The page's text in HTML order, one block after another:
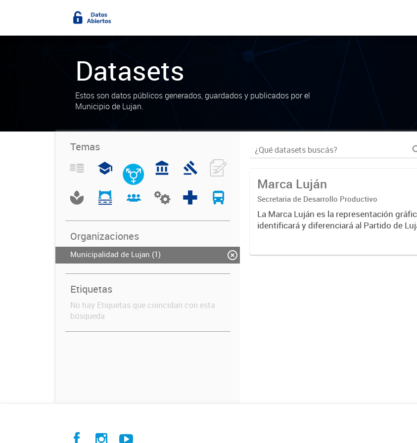
Datasets
Estos son datos públicos generados, guardados y publicados por el
Municipio de Lujan.
Temas
Organizaciones
Municipalidad de Lujan (1)
Etiquetas
No hay Etiquetas que coincidan con esta
búsqueda
Marca Luján
Secretaria de Desarrollo Productivo
La Marca Luján es la representación
identificará y diferenciará al Partido de